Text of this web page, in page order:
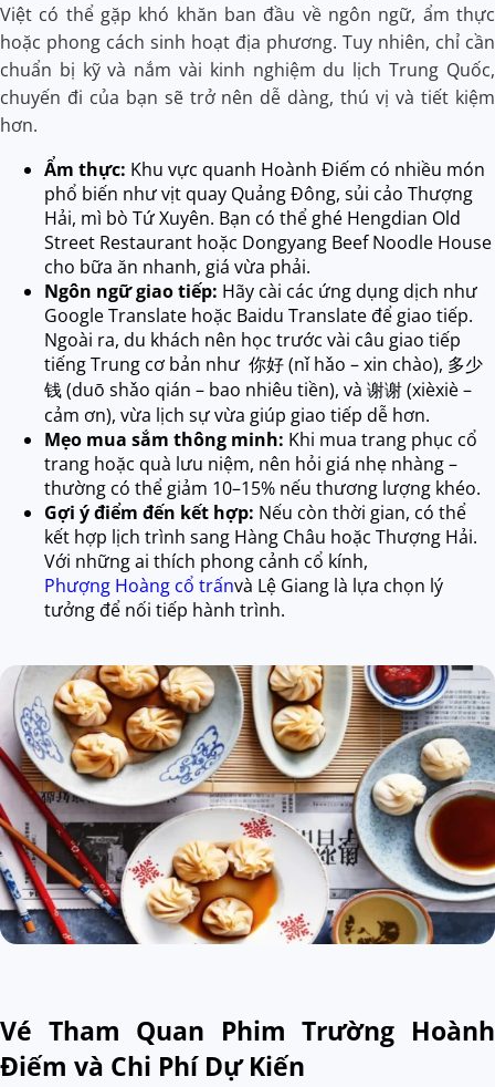
Việt có thể gặp khó khăn ban đầu về ngôn ngữ, ẩm thực
hoặc phong cách sinh hoạt địa phương. Tuy nhiên, chỉ cần
chuẩn bị kỹ và nắm vài kinh nghiệm du lịch Trung Quốc,
chuyến đi của bạn sẽ trở nên dễ dàng, thú vị và tiết kiệm
hơn.
Ẩm thực: Khu vực quanh Hoành Điếm có nhiều món
phổ biến như vịt quay Quảng Đông, sủi cảo Thượng
Hải, mì bò Tứ Xuyên. Bạn có thể ghé Hengdian Old
Street Restaurant hoặc Dongyang Beef Noodle House
cho bữa ăn nhanh, giá vừa phải.
Ngôn ngữ giao tiếp: Hãy cài các ứng dụng dịch như
Google Translate hoặc Baidu Translate để giao tiếp.
Ngoài ra, du khách nên học trước vài câu giao tiếp
tiếng Trung cơ bản như 你好 (nǐ hǎo – xin chào), 多少
钱 (duō shǎo qián – bao nhiêu tiền), và 谢谢 (xièxiè –
cảm ơn), vừa lịch sự vừa giúp giao tiếp dễ hơn.
Mẹo mua sắm thông minh: Khi mua trang phục cổ
trang hoặc quà lưu niệm, nên hỏi giá nhẹ nhàng –
thường có thể giảm 10–15% nếu thương lượng khéo.
Gợi ý điểm đến kết hợp: Nếu còn thời gian, có thể
kết hợp lịch trình sang Hàng Châu hoặc Thượng Hải.
Với những ai thích phong cảnh cổ kính,
Phượng Hoàng cổ trấnvà Lệ Giang là lựa chọn lý
tưởng để nối tiếp hành trình.
Vé Tham Quan Phim Trường Hoành
Điếm và Chi Phí Dự Kiến